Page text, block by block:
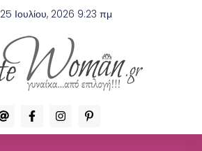
25 Ιουλίου, 2026 9:23 πμ
A
t
F
a
c
I
n
s
P
i
n